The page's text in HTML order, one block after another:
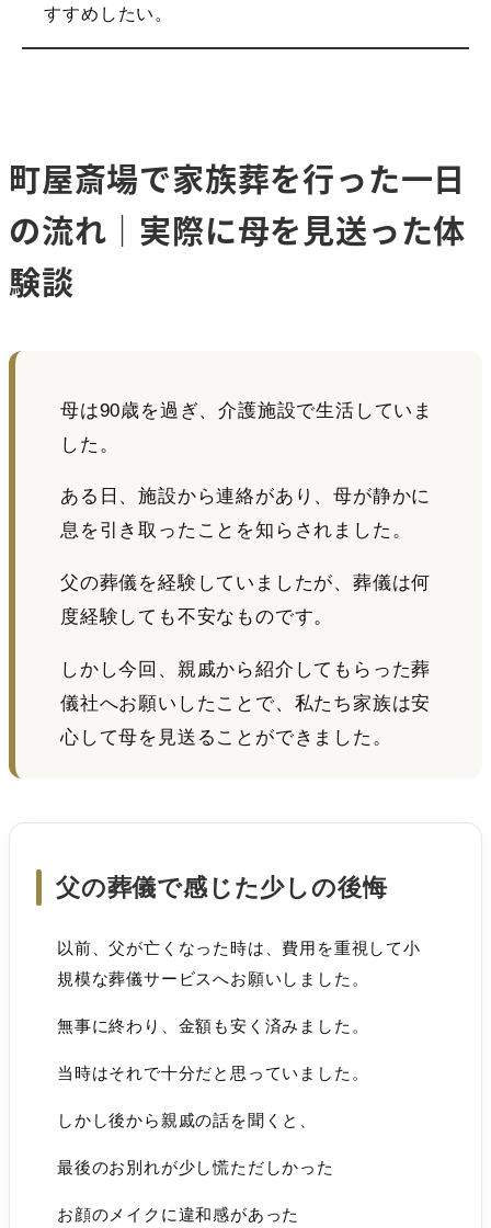
すすめしたい。
町屋斎場で家族葬を行った一日
の流れ｜実際に母を見送った体
験談
母は90歳を過ぎ、介護施設で生活していま
した。
ある日、施設から連絡があり、母が静かに
息を引き取ったことを知らされました。
父の葬儀を経験していましたが、葬儀は何
度経験しても不安なものです。
しかし今回、親戚から紹介してもらった葬
儀社へお願いしたことで、私たち家族は安
心して母を見送ることができました。
父の葬儀で感じた少しの後悔
以前、父が亡くなった時は、費用を重視して小
規模な葬儀サービスへお願いしました。
無事に終わり、金額も安く済みました。
当時はそれで十分だと思っていました。
しかし後から親戚の話を聞くと、
最後のお別れが少し慌ただしかった
お顔のメイクに違和感があった